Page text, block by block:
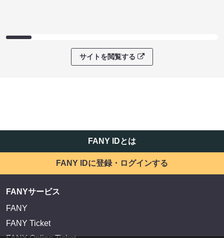
サイトを閲覧する
FANY IDとは
FANY IDに登録・ログインする
FANYサービス
FANY
FANY Ticket